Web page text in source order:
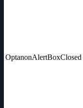
OptanonAlertBoxClosed